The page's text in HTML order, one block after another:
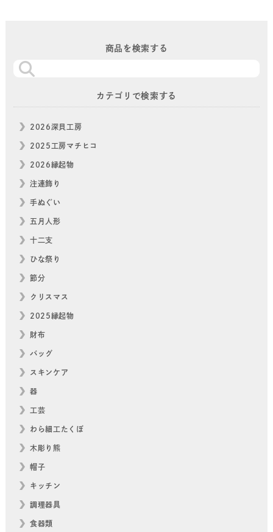
商品を検索する
カテゴリで検索する
2026深貝工房
2025工房マチヒコ
2026縁起物
注連飾り
手ぬぐい
五月人形
十二支
ひな祭り
節分
クリスマス
2025縁起物
財布
バッグ
スキンケア
器
工芸
わら細工たくぼ
木彫り熊
帽子
キッチン
調理器具
食器類